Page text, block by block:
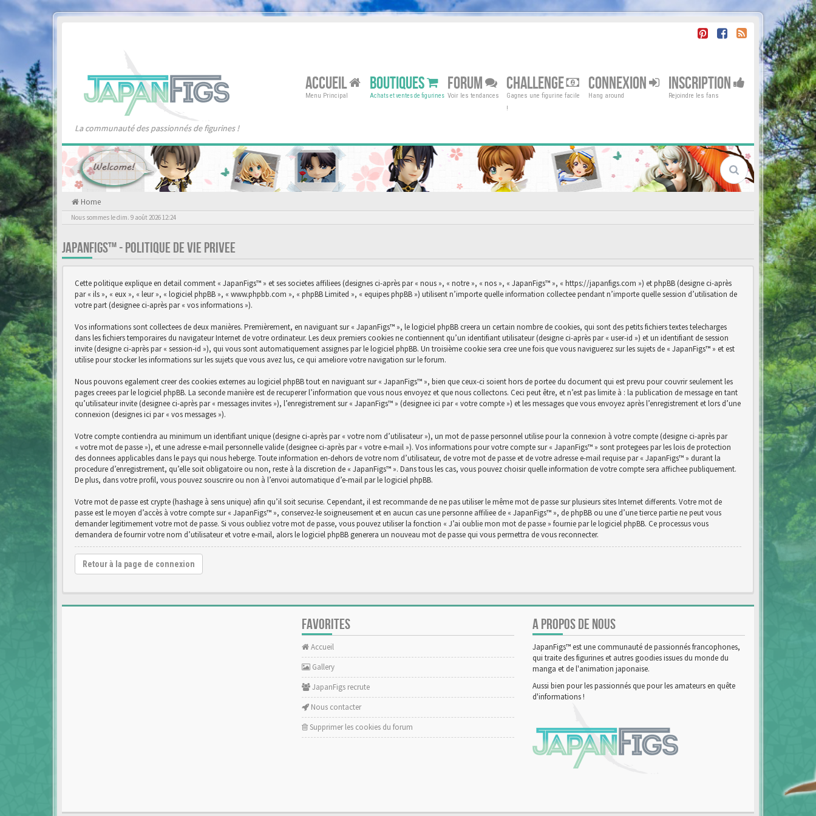
La communauté des passionnés de figurines !
ACCUEIL
Menu Principal
BOUTIQUES
Achats et ventes de figurines
FORUM
Voir les tendances
CHALLENGE
Gagnes une figurine facile
!
CONNEXION
Hang around
INSCRIPTION
Rejoindre les fans
Home
Nous sommes le dim. 9 août 2026 12:24
JAPANFIGS™ - POLITIQUE DE VIE PRIVEE
Cette politique explique en detail comment « JapanFigs™ » et ses societes affiliees (designes ci-après par « nous », « notre », « nos », « JapanFigs™ », « https://japanfigs.com ») et phpBB (designe ci-après
par « ils », « eux », « leur », « logiciel phpBB », « www.phpbb.com », « phpBB Limited », « equipes phpBB ») utilisent n’importe quelle information collectee pendant n’importe quelle session d’utilisation de
votre part (designee ci-après par « vos informations »).
Vos informations sont collectees de deux manières. Premièrement, en naviguant sur « JapanFigs™ », le logiciel phpBB creera un certain nombre de cookies, qui sont des petits fichiers textes telecharges
dans les fichiers temporaires du navigateur Internet de votre ordinateur. Les deux premiers cookies ne contiennent qu’un identifiant utilisateur (designe ci-après par « user-id ») et un identifiant de session
invite (designe ci-après par « session-id »), qui vous sont automatiquement assignes par le logiciel phpBB. Un troisième cookie sera cree une fois que vous naviguerez sur les sujets de « JapanFigs™ » et est
utilise pour stocker les informations sur les sujets que vous avez lus, ce qui ameliore votre navigation sur le forum.
Nous pouvons egalement creer des cookies externes au logiciel phpBB tout en naviguant sur « JapanFigs™ », bien que ceux-ci soient hors de portee du document qui est prevu pour couvrir seulement les
pages creees par le logiciel phpBB. La seconde manière est de recuperer l’information que vous nous envoyez et que nous collectons. Ceci peut être, et n’est pas limite à : la publication de message en tant
qu’utilisateur invite (designee ci-après par « messages invites »), l’enregistrement sur « JapanFigs™ » (designee ici par « votre compte ») et les messages que vous envoyez après l’enregistrement et lors d’une
connexion (designes ici par « vos messages »).
Votre compte contiendra au minimum un identifiant unique (designe ci-après par « votre nom d’utilisateur »), un mot de passe personnel utilise pour la connexion à votre compte (designe ci-après par
« votre mot de passe »), et une adresse e-mail personnelle valide (designee ci-après par « votre e-mail »). Vos informations pour votre compte sur « JapanFigs™ » sont protegees par les lois de protection
des donnees applicables dans le pays qui nous heberge. Toute information en-dehors de votre nom d’utilisateur, de votre mot de passe et de votre adresse e-mail requise par « JapanFigs™ » durant la
procedure d’enregistrement, qu’elle soit obligatoire ou non, reste à la discretion de « JapanFigs™ ». Dans tous les cas, vous pouvez choisir quelle information de votre compte sera affichee publiquement.
De plus, dans votre profil, vous pouvez souscrire ou non à l’envoi automatique d’e-mail par le logiciel phpBB.
Votre mot de passe est crypte (hashage à sens unique) afin qu’il soit securise. Cependant, il est recommande de ne pas utiliser le même mot de passe sur plusieurs sites Internet differents. Votre mot de
passe est le moyen d’accès à votre compte sur « JapanFigs™ », conservez-le soigneusement et en aucun cas une personne affiliee de « JapanFigs™ », de phpBB ou une d’une tierce partie ne peut vous
demander legitimement votre mot de passe. Si vous oubliez votre mot de passe, vous pouvez utiliser la fonction « J’ai oublie mon mot de passe » fournie par le logiciel phpBB. Ce processus vous
demandera de fournir votre nom d’utilisateur et votre e-mail, alors le logiciel phpBB generera un nouveau mot de passe qui vous permettra de vous reconnecter.
Retour à la page de connexion
FAVORITES
Accueil
Gallery
JapanFigs recrute
Nous contacter
Supprimer les cookies du forum
A PROPOS DE NOUS
JapanFigs™ est une communauté de passionnés francophones,
qui traite des figurines et autres goodies issues du monde du
manga et de l'animation japonaise.
Aussi bien pour les passionnés que pour les amateurs en quête
d'informations !